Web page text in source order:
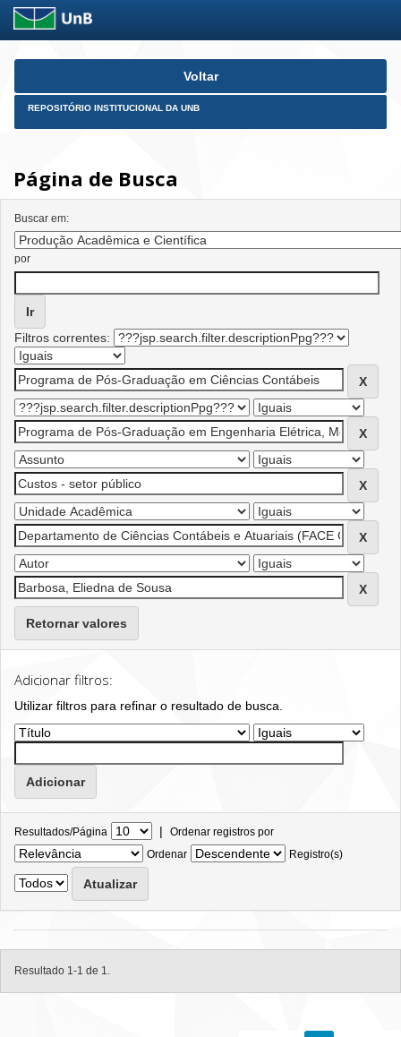
Skip
Voltar
REPOSITÓRIO INSTITUCIONAL DA UNB
Página de Busca
Buscar em:
por
Filtros correntes:
Retornar valores
Adicionar filtros:
Utilizar filtros para refinar o resultado de busca.
Resultados/Página | Ordenar registros por
Ordenar
Registro(s)
Resultado 1-1 de 1.